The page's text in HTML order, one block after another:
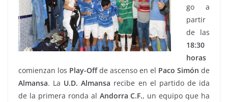
go a
partir
de las
18:30
horas
comienzan los Play-Offde ascenso en el Paco Simón de
Almansa. La U.D. Almansa recibe en el partido de ida
de la primera ronda al Andorra C.F., un equipo que ha